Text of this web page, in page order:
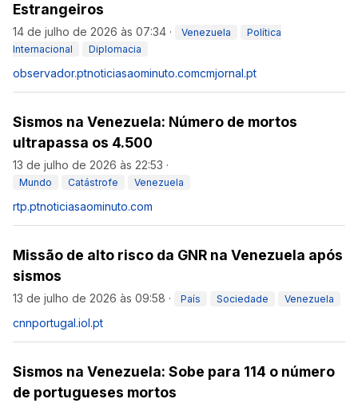
Estrangeiros
14 de julho de 2026 às 07:34 · Venezuela
Política
Internacional
Diplomacia
observador.ptnoticiasaominuto.comcmjornal.pt
Sismos na Venezuela: Número de mortos
ultrapassa os 4.500
13 de julho de 2026 às 22:53 ·
Mundo Catástrofe Venezuela
rtp.ptnoticiasaominuto.com
Missão de alto risco da GNR na Venezuela após
sismos
13 de julho de 2026 às 09:58 · País Sociedade Venezuela
cnnportugal.iol.pt
Sismos na Venezuela: Sobe para 114 o número
de portugueses mortos